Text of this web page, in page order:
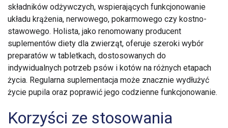
składników odżywczych, wspierających funkcjonowanie
układu krążenia, nerwowego, pokarmowego czy kostno-
stawowego. Holista, jako renomowany producent
suplementów diety dla zwierząt, oferuje szeroki wybór
preparatów w tabletkach, dostosowanych do
indywidualnych potrzeb psów i kotów na różnych etapach
życia. Regularna suplementacja może znacznie wydłużyć
życie pupila oraz poprawić jego codzienne funkcjonowanie.
Korzyści ze stosowania